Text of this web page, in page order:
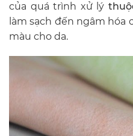
của quá trình xử lý
làm sạch đến ngâm hóa
màu cho da.